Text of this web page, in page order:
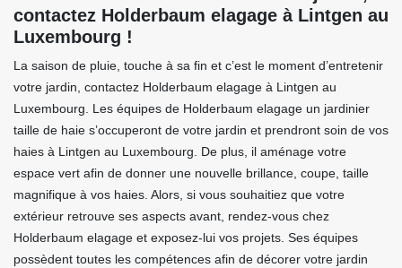
contactez Holderbaum elagage à Lintgen au
Luxembourg !
La saison de pluie, touche à sa fin et c’est le moment d’entretenir
votre jardin, contactez Holderbaum elagage à Lintgen au
Luxembourg. Les équipes de Holderbaum elagage un jardinier
taille de haie s’occuperont de votre jardin et prendront soin de vos
haies à Lintgen au Luxembourg. De plus, il aménage votre
espace vert afin de donner une nouvelle brillance, coupe, taille
magnifique à vos haies. Alors, si vous souhaitiez que votre
extérieur retrouve ses aspects avant, rendez-vous chez
Holderbaum elagage et exposez-lui vos projets. Ses équipes
possèdent toutes les compétences afin de décorer votre jardin